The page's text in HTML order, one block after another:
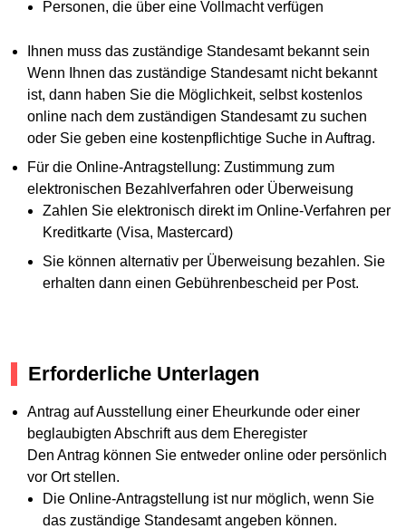
Personen, die über eine Vollmacht verfügen
Ihnen muss das zuständige Standesamt bekannt sein
Wenn Ihnen das zuständige Standesamt nicht bekannt
ist, dann haben Sie die Möglichkeit, selbst kostenlos
online nach dem zuständigen Standesamt zu suchen
oder Sie geben eine kostenpflichtige Suche in Auftrag.
Für die Online-Antragstellung: Zustimmung zum
elektronischen Bezahlverfahren oder Überweisung
Zahlen Sie elektronisch direkt im Online-Verfahren per
Kreditkarte (Visa, Mastercard)
Sie können alternativ per Überweisung bezahlen. Sie
erhalten dann einen Gebührenbescheid per Post.
Erforderliche Unterlagen
Antrag auf Ausstellung einer Eheurkunde oder einer
beglaubigten Abschrift aus dem Eheregister
Den Antrag können Sie entweder online oder persönlich
vor Ort stellen.
Die Online-Antragstellung ist nur möglich, wenn Sie
das zuständige Standesamt angeben können.